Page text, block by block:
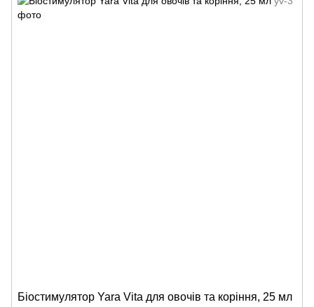
Біостимулятор Yara Vita для овочів та коріння, 25 мл